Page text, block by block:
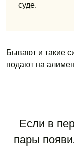
суде.
Бывают и такие
подают на
Если в
пары